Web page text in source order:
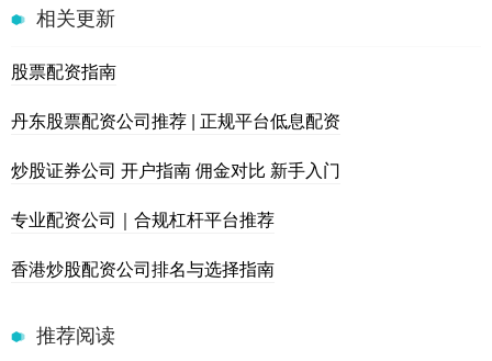
相关更新
股票配资指南
丹东股票配资公司推荐 | 正规平台低息配资
炒股证券公司 开户指南 佣金对比 新手入门
专业配资公司｜合规杠杆平台推荐
香港炒股配资公司排名与选择指南
推荐阅读